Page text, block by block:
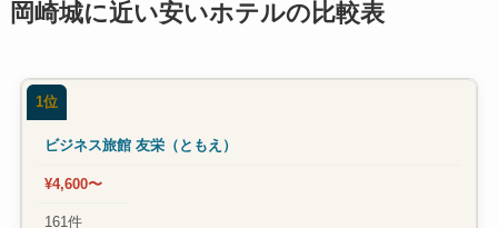
岡崎城に近い安いホテルの比較表
1位
ビジネス旅館 友栄（ともえ）
¥4,600〜
161件